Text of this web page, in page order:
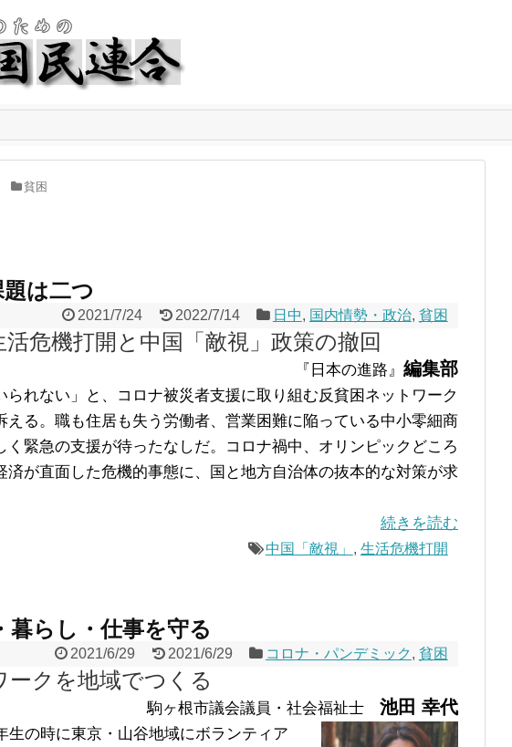
貧困
は二つ
2021/7/24 2022/7/14 日中, 国内情勢・政治, 貧困
危機打開と中国「敵視」政策の撤回
『日本の進路』 編集部
れない」と、コロナ被災者支援に取り組む反貧困ネットワーク
える。職も住居も失う労働者、営業困難に陥っている中小零細商
く緊急の支援が待ったなしだ。コロナ禍中、オリンピックどころ
済が直面した危機的事態に、国と地方自治体の抜本的な対策が求
続きを読む
中国「敵視」 , 生活危機打開
暮らし・仕事を守る
2021/6/29 2021/6/29 コロナ・パンデミック , 貧困
ークを地域でつくる
駒ヶ根市議会議員・社会福祉士 池田 幸代
の時に東京・山谷地域にボランティア